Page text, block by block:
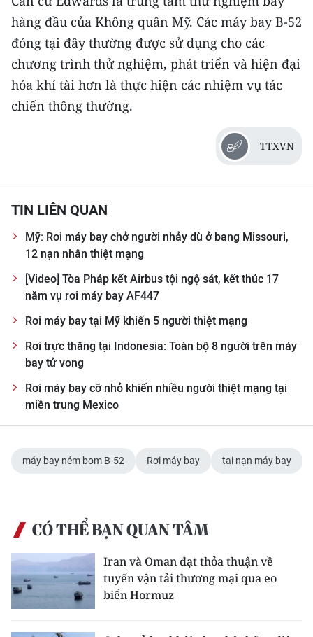
Chuyên trang TP. Hồ Chí Minh
CHUYÊN ĐỀ
CÁC CHUYÊN TRANG
VỀ BÁO NHÂN DÂN
NHÂN DÂN CUỐI TUẦN
NHÂN DÂN HẰNG THÁNG
MUA BÁO
ĐỌC BÁO IN
中文
FRANÇAIS
ESPAÑOL
hàng đầu của Không quân Mỹ. Các máy bay B-52
đóng tại đây thường được sử dụng cho các
chương trình thử nghiệm, phát triển và hiện đại
hóa khí tài hơn là thực hiện các nhiệm vụ tác
chiến thông thường.
TTXVN
TIN LIÊN QUAN
Mỹ: Rơi máy bay chở người nhảy dù ở bang Missouri,
12 nạn nhân thiệt mạng
[Video] Tòa Pháp kết Airbus tội ngộ sát, kết thúc 17
năm vụ rơi máy bay AF447
Rơi máy bay tại Mỹ khiến 5 người thiệt mạng
Rơi trực thăng tại Indonesia: Toàn bộ 8 người trên máy
bay tử vong
Rơi máy bay cỡ nhỏ khiến nhiều người thiệt mạng tại
miền trung Mexico
máy bay ném bom B-52 Rơi máy bay tai nạn máy bay
CÓ THỂ BẠN QUAN TÂM
Iran và Oman đạt thỏa thuận về
tuyến vận tải thương mại qua eo
biển Hormuz